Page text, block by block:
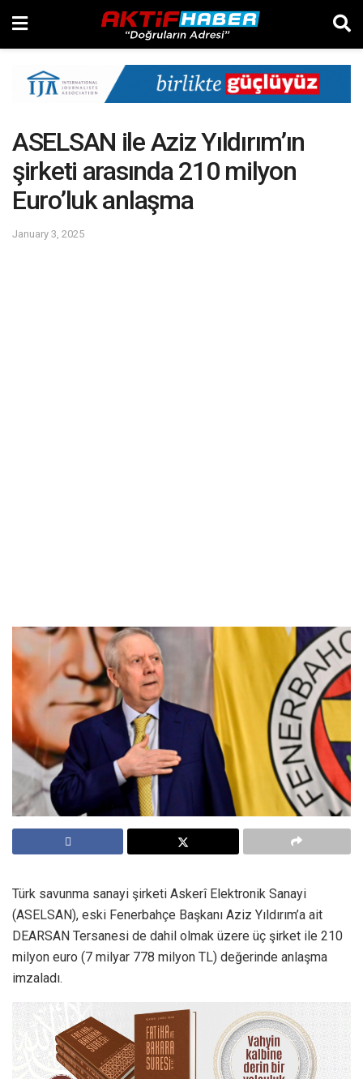
ASELSAN ile Aziz Yıldırım’ın
şirketi arasında 210 milyon
Euro’luk anlaşma
January 3, 2025
Türk savunma sanayi şirketi Askerî Elektronik Sanayi
(ASELSAN), eski Fenerbahçe Başkanı Aziz Yıldırım’a ait
DEARSAN Tersanesi de dahil olmak üzere üç şirket ile 210
milyon euro (7 milyar 778 milyon TL) değerinde anlaşma
imzaladı.